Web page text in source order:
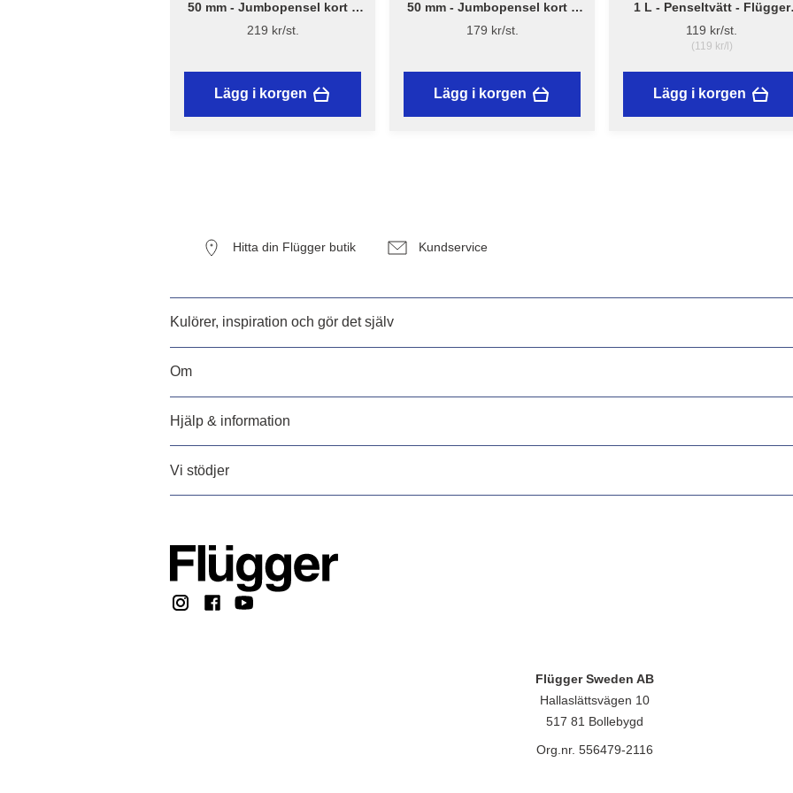
50 mm - Jumbopensel kort –
Flügger Excellence
219 kr/st.
Lägg i korgen
50 mm - Jumbopensel kort –
Flügger Pro Series
179 kr/st.
Lägg i korgen
1 L - Penseltvätt - Flügger
Fluren 59
119 kr/st.
(119 kr/l)
Lägg i korgen
Hitta din Flügger butik Kundservice
Kulörer, inspiration och gör det själv
Om
Hjälp & information
Vi stödjer
Flügger Sweden AB
Hallaslättsvägen 10
517 81 Bollebygd
Org.nr. 556479-2116